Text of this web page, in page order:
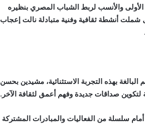
والأنسب لربط الشباب المصري بنظيره
شملت أنشطة ثقافية وفنية متبادلة نالت إعجاب
بهذه التجربة الاستثنائية، مشيدين بحسن
لتكوين صداقات جديدة وفهم أعمق لثقافة الآخر.
أمام سلسلة من الفعاليات والمبادرات المشتركة